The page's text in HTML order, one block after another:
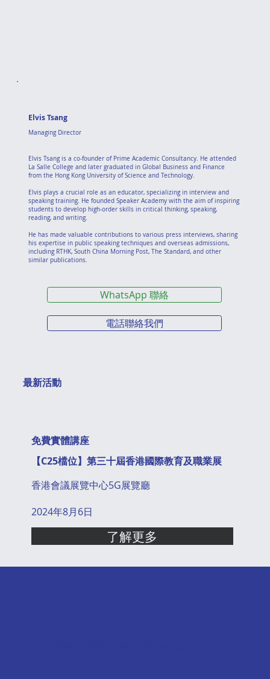
Managing Director
Elvis Tsang
電話聯絡我們
WhatsApp 聯絡
Elvis Tsang is a co-founder of Prime Academic Consultancy. He attended
La Salle College and later graduated in Global Business and Finance
from the Hong Kong University of Science and Technology.
Elvis plays a crucial role as an educator, specializing in interview and
speaking training. He founded Speaker Academy with the aim of inspiring
students to develop high-order skills in critical thinking, speaking,
reading, and writing.
He has made valuable contributions to various press interviews, sharing
his expertise in public speaking techniques and overseas admissions,
including RTHK, South China Morning Post, The Standard, and other
similar publications.
最新活動
【C25檔位】第三十屆香港國際教育及職業展
免費實體講座
香港會議展覽中心5G展覽廳
2024年8月6日
了解更多